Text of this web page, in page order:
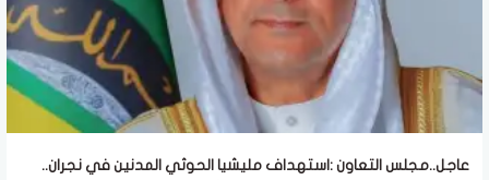
عاجل..مجلس التعاون :استهداف مليشيا الحوثي المدنين في نجران..